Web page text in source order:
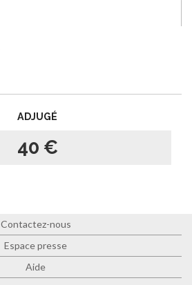
ADJUGÉ
40 €
Contactez-nous
Espace presse
Aide